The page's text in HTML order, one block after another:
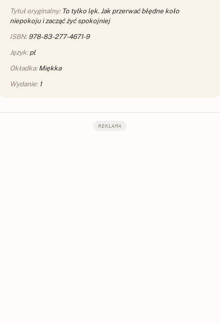
Tytuł oryginalny: To tylko lęk. Jak przerwać błędne koło
niepokoju i zacząć żyć spokojniej
ISBN:978-83-277-4671-9
Język:pl
Okładka:Miękka
Wydanie: 1
REKLAMA